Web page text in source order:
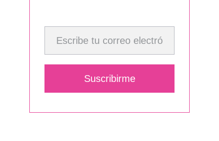
Escribe tu correo electrónico…
Suscribirme